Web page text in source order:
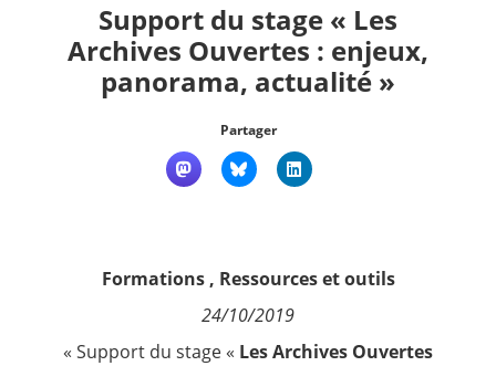
Nous suivre
Support du stage « Les
Archives Ouvertes : enjeux,
panorama, actualité »
Partager
Formations, Ressources et outils
24/10/2019
« Support du stage « Les Archives Ouvertes